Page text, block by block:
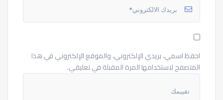
احفظ اسمي، بريدي الإلكتروني، والموقع الإلكتروني في هذا
المتصفح لاستخدامها المرة المقبلة في تعليقي.